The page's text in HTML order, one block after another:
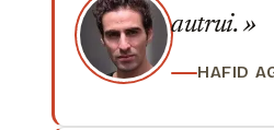
autrui.
HAFID